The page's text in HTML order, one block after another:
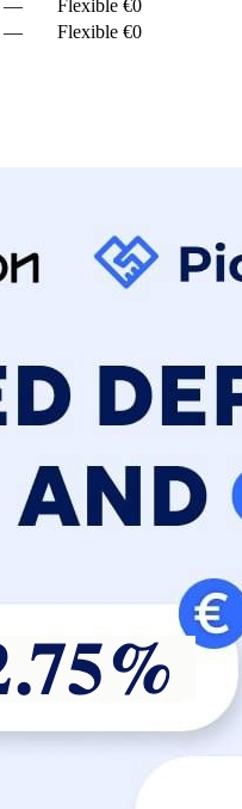
— Flexible €0
— Flexible €0